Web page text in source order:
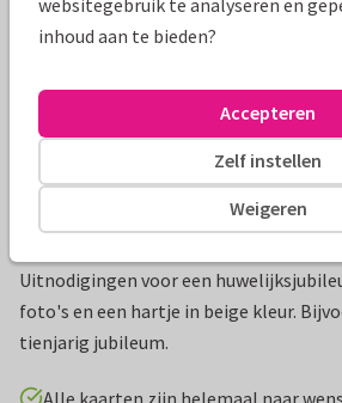
Productinformatie
Uitnodigingen voor een
foto's en een hartje in beige kleur.
tienjarig jubileum.
inhoud aan te bieden?
Weigeren
Zelf instellen
Accepteren